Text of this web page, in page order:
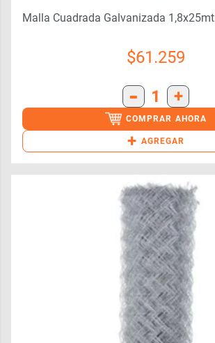
Malla Cuadrada Galvanizada 1,8x25mt
$61.259
- 1 +
COMPRAR AHORA
+ AGREGAR